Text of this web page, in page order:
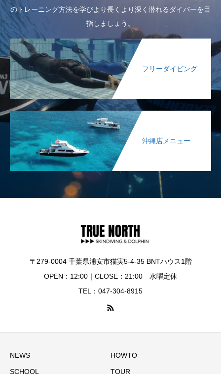
のトレーニング方法を学びより長くより深く潜れるダイバーを目
指しましょう。
フリーダイビング
沖縄店メニュー
〒279-0004 千葉県浦安市猫実5-4-35 BNTハウス1階
OPEN：12:00｜CLOSE：21:00 水曜定休
TEL：047-304-8915
NEWS HOWTO
SCHOOL TOUR